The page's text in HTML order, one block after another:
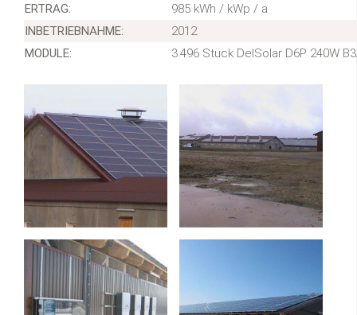
ERTRAG:
985 kWh / kWp / a
INBETRIEBNAHME:
2012
MODULE:
3.496 Stück DelSolar D6P 240W